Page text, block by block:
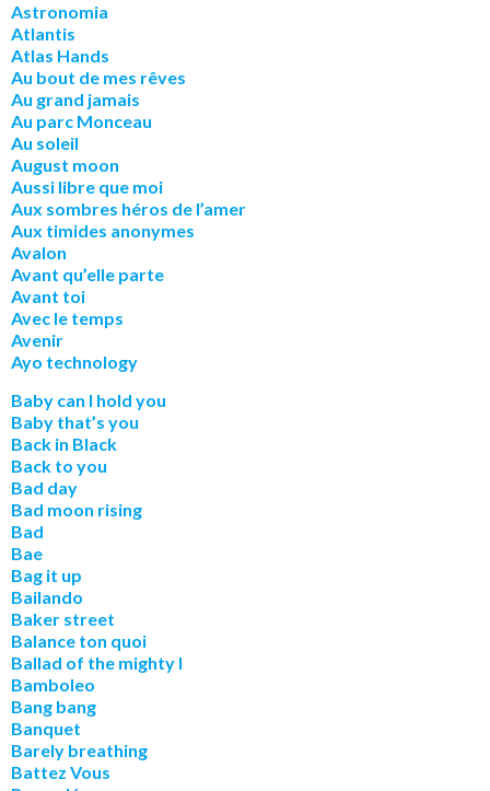
Astronomia
Atlantis
Atlas Hands
Au bout de mes rêves
Au grand jamais
Au parc Monceau
Au soleil
August moon
Aussi libre que moi
Aux sombres héros de l’amer
Aux timides anonymes
Avalon
Avant qu’elle parte
Avant toi
Avec le temps
Avenir
Ayo technology
Baby can I hold you
Baby that’s you
Back in Black
Back to you
Bad day
Bad moon rising
Bad
Bae
Bag it up
Bailando
Baker street
Balance ton quoi
Ballad of the mighty I
Bamboleo
Bang bang
Banquet
Barely breathing
Battez Vous